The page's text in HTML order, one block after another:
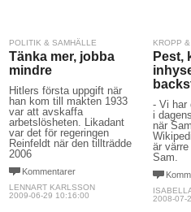
POLITIK & SAMHÄLLE
Tänka mer, jobba
mindre
Hitlers första uppgift när
han kom till makten 1933
var att avskaffa
arbetslösheten. Likadant
var det för regeringen
Reinfeldt när den tillträdde
2006
Kommentarer
LENNART KARLSSON
2009-06-29 10:16:00
KROPP
Pest,
- Vi har
i
när
är
Sam.
2008-07-